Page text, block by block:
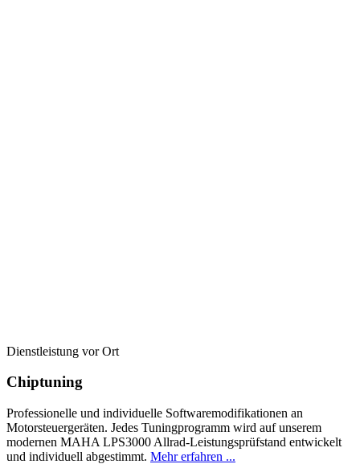
Dienstleistung vor Ort
Chiptuning
Professionelle und individuelle Softwaremodifikationen an
Motorsteuergeräten. Jedes Tuningprogramm wird auf unserem
modernen MAHA LPS3000 Allrad-Leistungsprüfstand entwickelt
und individuell abgestimmt. Mehr erfahren ...